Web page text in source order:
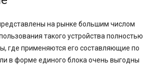
на рынке большим числом
такого устройства полностью
где применяются его составляющие по
в форме единого блока очень выгодны